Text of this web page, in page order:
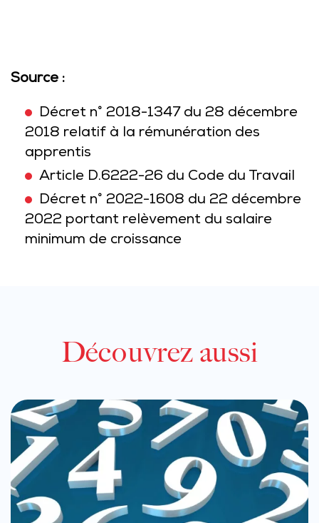
Source :
Décret n° 2018-1347 du 28 décembre
2018 relatif à la rémunération des
apprentis
Article D.6222-26 du Code du Travail
Décret n° 2022-1608 du 22 décembre
2022 portant relèvement du salaire
minimum de croissance
Découvrez aussi